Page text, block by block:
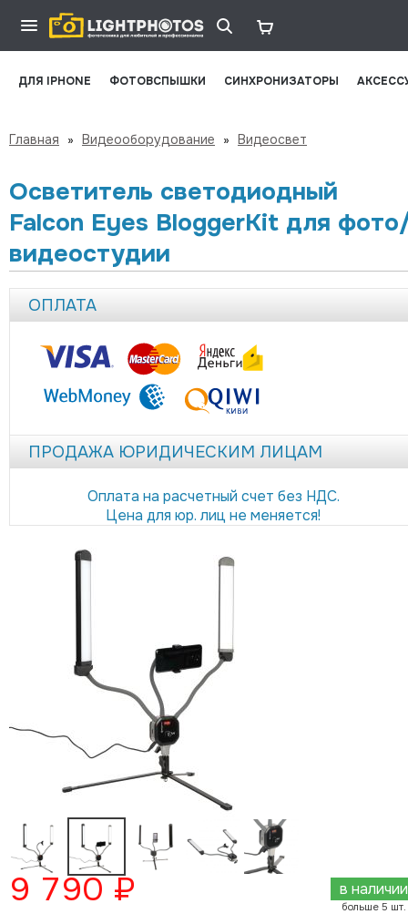
ДЛЯ IPHONE ФОТОВСПЫШКИ СИНХРОНИЗАТОРЫ
Главная » Видеооборудование » Видеосвет
Осветитель светодиодный
Falcon Eyes BloggerKit для
видеостудии
ОПЛАТА
ПРОДАЖА ЮРИДИЧЕСКИМ ЛИЦАМ
Оплата на расчетный счет без НДС.
Цена для юр. лиц не меняется!
9 790 ₽ в наличии
больше 5 шт.